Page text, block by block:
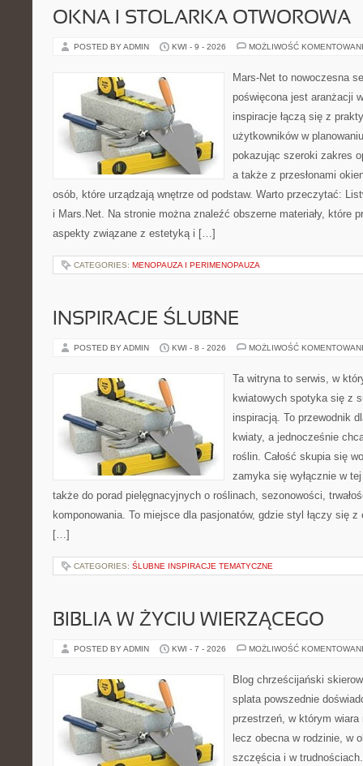
OKNA I STOLARKA OTWOROWA
POSTED BY ADMIN KWI - 9 - 2026 MOŻLIWOŚĆ
Mars-Net to nowoczesna
poświęcona jest aranżacji
inspiracje łączą się z
użytkowników w
pokazując szeroki zakres
a także z przesłonami
osób, które urządzają wnętrze od podstaw. Warto przeczytać:
i Mars.Net. Na stronie można znaleźć obszerne materiały, które
aspekty związane z estetyką i […]
CATEGORIES: MENOPAUZA I PERIMENOPAUZA
INSPIRACJE ŚLUBNE
POSTED BY ADMIN KWI - 8 - 2026 MOŻLIWOŚĆ
Ta witryna to serwis, w
kwiatowych spotyka się z
inspiracją. To przewodnik
kwiaty, a jednocześnie
roślin. Całość skupia się
zamyka się wyłącznie w
także do porad pielęgnacyjnych o roślinach, sezonowości,
komponowania. To miejsce dla pasjonatów, gdzie styl łączy się
[…]
CATEGORIES: ŚLUBNE INSPIRACJE TEMATYCZNE
BIBLIA W ŻYCIU WIERZĄCEGO
POSTED BY ADMIN KWI - 7 - 2026 MOŻLIWOŚĆ
Blog chrześcijański
splata powszednie
przestrzeń, w którym
lecz obecna w rodzinie, w
szczęścia i w